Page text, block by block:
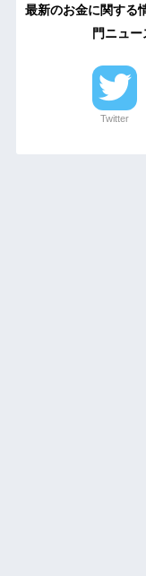
最新のお金に関する
門ニュ
Twitter